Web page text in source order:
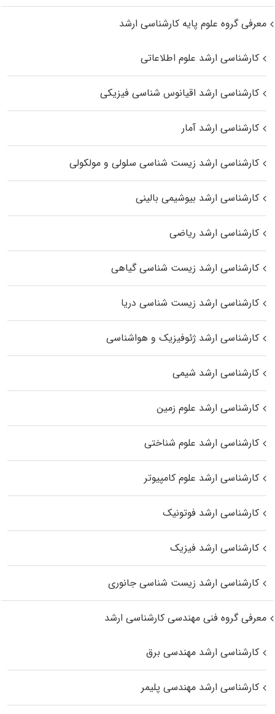
معرفی گروه علوم پایه کارشناسی ارشد
کارشناسی ارشد علوم اطلاعاتی
کارشناسی ارشد اقیانوس‌ شناسی فیزیکی
کارشناسی ارشد آمار
کارشناسی ارشد زیست شناسی سلولی و مولکولی
کارشناسی ارشد بیوشیمی بالینی
کارشناسی ارشد ریاضی
کارشناسی ارشد زیست‌ شناسی گیاهی
کارشناسی ارشد زیست‌ شناسی دریا
کارشناسی ارشد ژئوفیزیک و هواشناسی
کارشناسی ارشد شیمی
کارشناسی ارشد علوم زمین
کارشناسی ارشد علوم شناختی
کارشناسی ارشد علوم کامپیوتر
کارشناسی ارشد فوتونیک
کارشناسی ارشد فیزیک
کارشناسی ارشد زیست‌ شناسی جانوری
معرفی گروه فنی مهندسی کارشناسی ارشد
کارشناسی ارشد مهندسی برق
کارشناسی ارشد مهندسی پلیمر